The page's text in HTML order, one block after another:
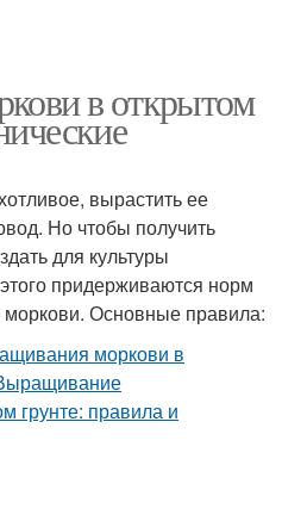
в открытом
вырастить ее
Но чтобы получить
для культуры
придерживаются норм
Основные правила: